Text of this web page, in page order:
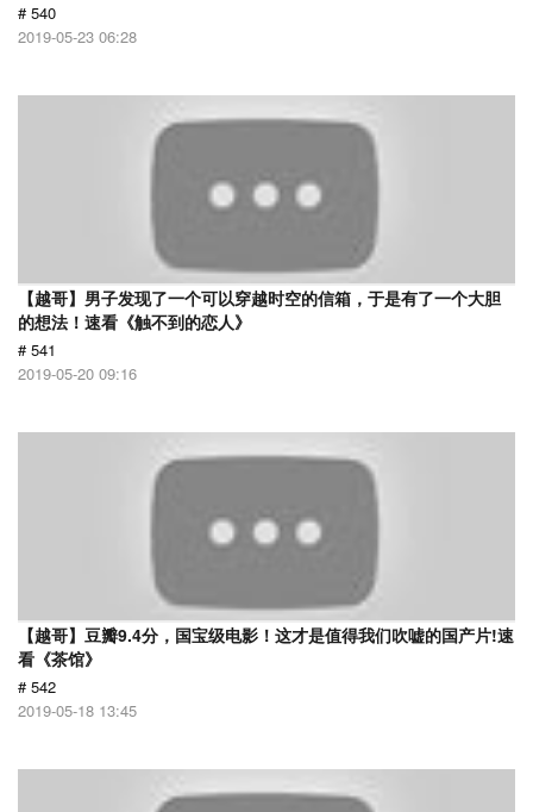
# 540
2019-05-23 06:28
【越哥】男子发现了一个可以穿越时空的信箱，于是有了一个大胆
的想法！速看《触不到的恋人》
# 541
2019-05-20 09:16
【越哥】豆瓣9.4分，国宝级电影！这才是值得我们吹嘘的国产片!速
看《茶馆》
# 542
2019-05-18 13:45